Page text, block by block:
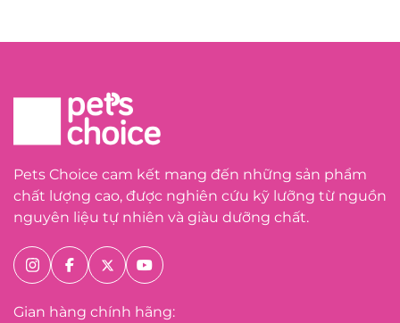
Pets Choice cam kết mang đến những sản phẩm
chất lượng cao, được nghiên cứu kỹ lưỡng từ nguồn
nguyên liệu tự nhiên và giàu dưỡng chất.
Gian hàng chính hãng: